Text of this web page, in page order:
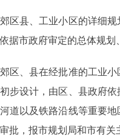
县、工业小区的详细规
据市政府审定的总体规
、县在经批准的工业小
步设计，由区、县政府
道以及铁路沿线等重要
批，报市规划局和市有关